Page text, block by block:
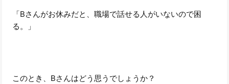
「Bさんがお休みだと、職場で話せる人がいないので困
る。」
このとき、Bさんはどう思うでしょうか？